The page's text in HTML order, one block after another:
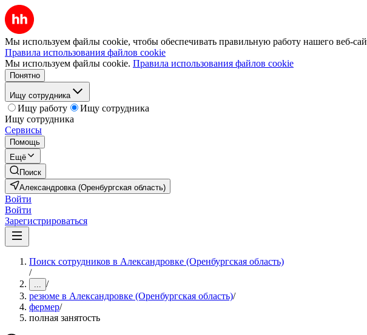
Мы используем файлы cookie, чтобы обеспечивать правильную работу нашего веб-
Правила использования файлов cookie
Мы используем файлы cookie. Правила использования файлов cookie
Понятно
Ищу сотрудника
Ищу работу
Ищу сотрудника
Ищу сотрудника
Сервисы
Помощь
Ещё
Поиск
Александровка (Оренбургская область)
Войти
Войти
Зарегистрироваться
Поиск сотрудников в Александровке (Оренбургская область)
/
... /
резюме в Александровке (Оренбургская область)/
фермер/
полная занятость